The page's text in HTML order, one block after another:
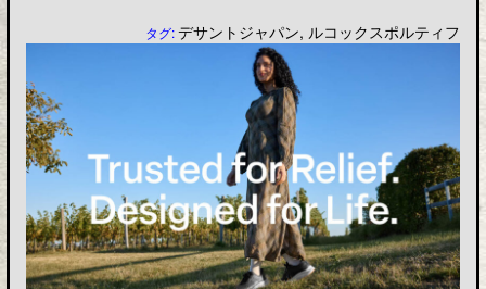
タグ:デサントジャパン, ルコックスポルティフ